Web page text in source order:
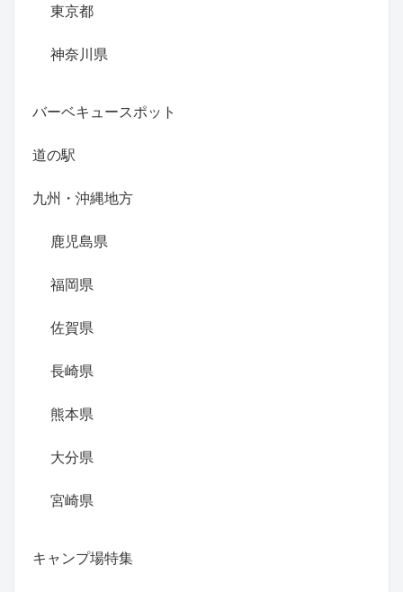
東京都
神奈川県
バーベキュースポット
道の駅
九州・沖縄地方
鹿児島県
福岡県
佐賀県
長崎県
熊本県
大分県
宮崎県
キャンプ場特集